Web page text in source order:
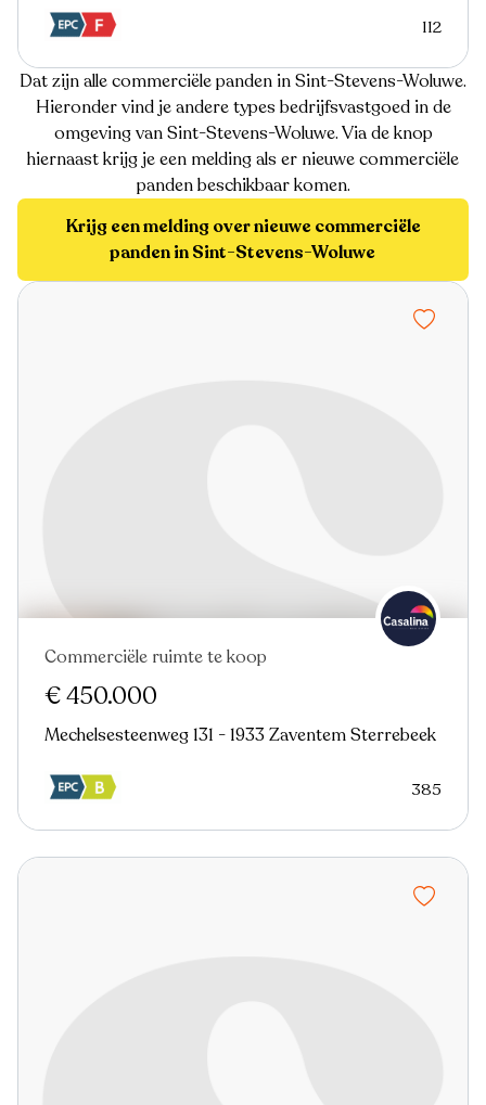
112
Dat zijn alle commerciële panden in Sint-Stevens-Woluwe.
Hieronder vind je andere types bedrijfsvastgoed in de
omgeving van Sint-Stevens-Woluwe. Via de knop
hiernaast krijg je een melding als er nieuwe commerciële
panden beschikbaar komen.
Krijg een melding over nieuwe commerciële
panden in Sint-Stevens-Woluwe
In optie
Commerciële ruimte te koop
€ 450.000
Mechelsesteenweg 131 - 1933 Zaventem Sterrebeek
385